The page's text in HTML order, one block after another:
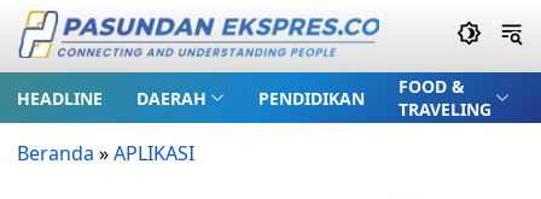
HEADLINE DAERAH PENDIDIKAN
FOOD &
TRAVELING
Beranda »APLIKASI